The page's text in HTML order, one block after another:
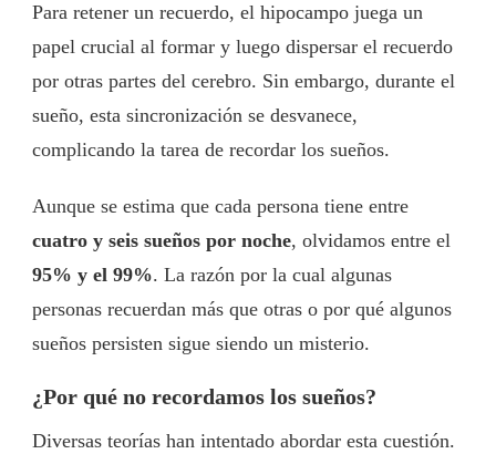
Para retener un recuerdo, el hipocampo juega un
papel crucial al formar y luego dispersar el recuerdo
por otras partes del cerebro. Sin embargo, durante el
sueño, esta sincronización se desvanece,
complicando la tarea de recordar los sueños.
Aunque se estima que cada persona tiene entre
cuatro y seis sueños por noche, olvidamos entre el
95% y el 99%. La razón por la cual algunas
personas recuerdan más que otras o por qué algunos
sueños persisten sigue siendo un misterio.
¿Por qué no recordamos los sueños?
Diversas teorías han intentado abordar esta cuestión.